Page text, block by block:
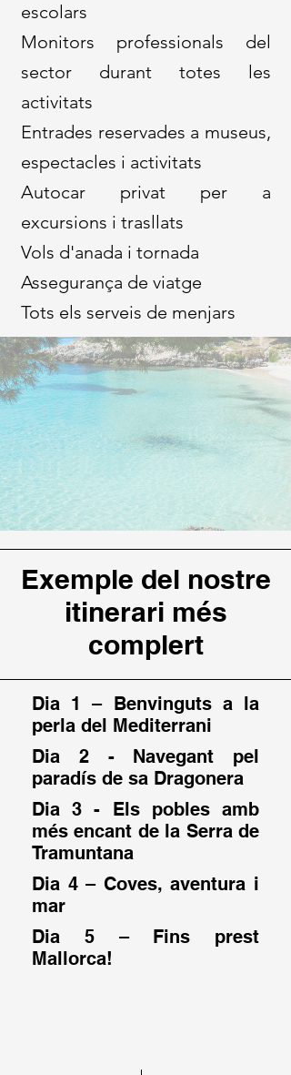
escolars
Monitors professionals del
sector durant totes les
activitats
Entrades reservades a museus,
espectacles i activitats
Autocar privat per a
excursions i trasllats
Vols d'anada i tornada
Assegurança de viatge
Tots els serveis de menjars
Exemple del nostre
itinerari més
complert
Dia 1 – Benvinguts a la
perla del Mediterrani
Dia 2 - Navegant pel
paradís de sa Dragonera
Dia 3 - Els pobles amb
més encant de la Serra de
Tramuntana
Dia 4 – Coves, aventura i
mar
Dia 5 – Fins prest
Mallorca!